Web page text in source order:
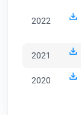
2022
2021
2020